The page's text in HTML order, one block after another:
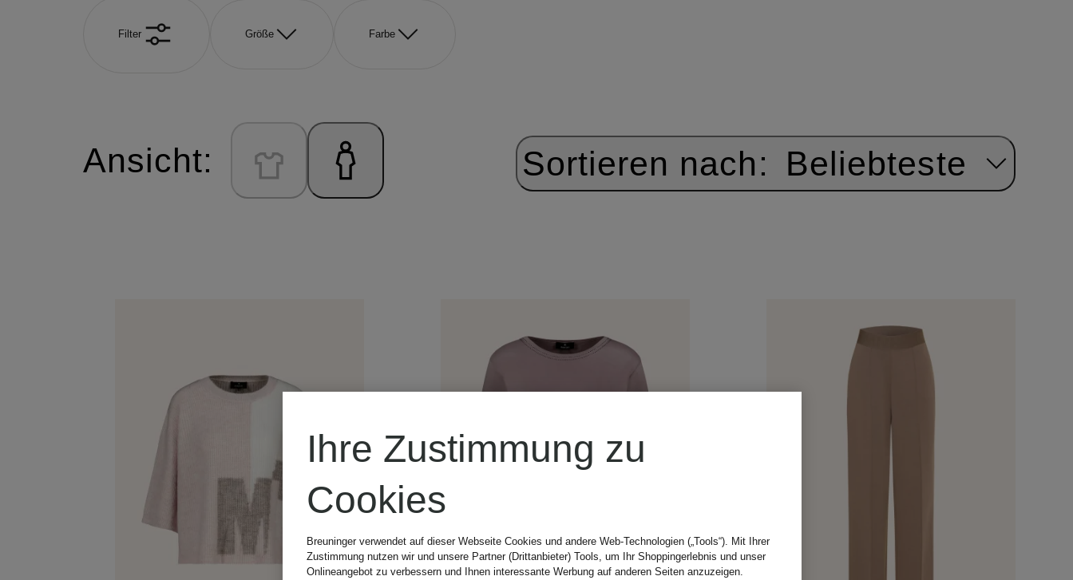
Filter Größe Farbe
Ansicht: Sortieren nach: Beliebteste
Ihre Zustimmung zu
Cookies
Breuninger verwendet auf dieser Webseite Cookies und andere Web-Technologien („Tools“). Mit Ihrer
Zustimmung nutzen wir und unsere Partner (Drittanbieter) Tools, um Ihr Shoppingerlebnis und unser
Onlineangebot zu verbessern und Ihnen interessante Werbung auf anderen Seiten anzuzeigen.